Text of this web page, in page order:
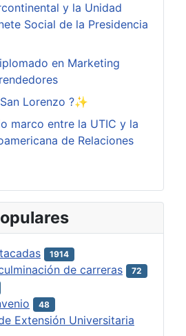
y la Unidad
Social de la Presidencia
en Marketing
Lorenzo ?✨
marco entre la UTIC y la
de Relaciones
1914
de carreras 72
48
Extensión Universitaria